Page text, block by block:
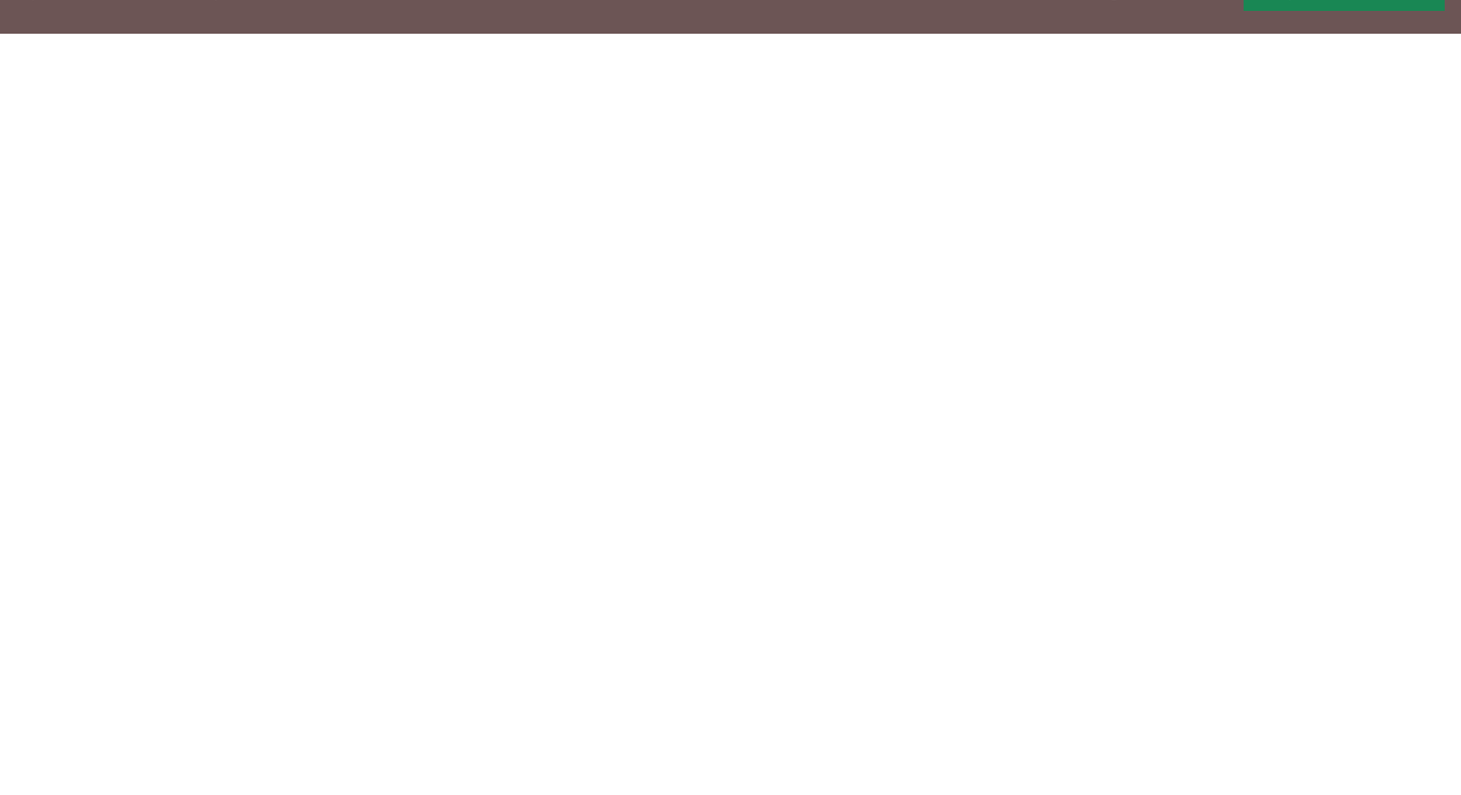
Ho vols compartir?